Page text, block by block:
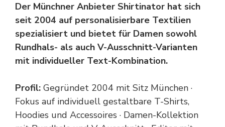
Der Münchner Anbieter Shirtinator hat sich
seit 2004 auf personalisierbare Textilien
spezialisiert und bietet für Damen sowohl
Rundhals- als auch V-Ausschnitt-Varianten
mit individueller Text-Kombination.
Profil: Gegründet 2004 mit Sitz München ·
Fokus auf individuell gestaltbare T-Shirts,
Hoodies und Accessoires · Damen-Kollektion